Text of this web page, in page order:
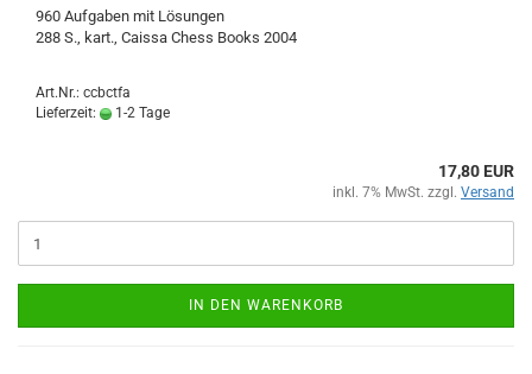
960 Aufgaben mit Lösungen
288 S., kart., Caissa Chess Books 2004
Art.Nr.: ccbctfa
Lieferzeit:
1-2 Tage
17,80 EUR
inkl. 7% MwSt. zzgl. Versand
IN DEN WARENKORB